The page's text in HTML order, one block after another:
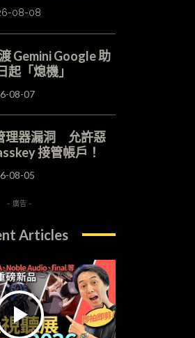
08-08
Gemini Google 助
起「熄機」
08-07
理器漏洞 允許惡
接管帳戶！
08-05
- 廣告 -
Articles